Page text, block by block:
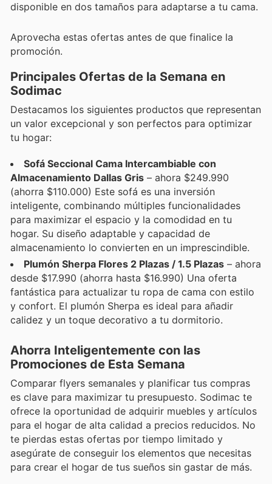
disponible en dos tamaños para adaptarse a tu cama.
Aprovecha estas ofertas antes de que finalice la
promoción.
Principales Ofertas de la Semana en
Sodimac
Destacamos los siguientes productos que representan
un valor excepcional y son perfectos para optimizar
tu hogar:
Sofá Seccional Cama Intercambiable con
Almacenamiento Dallas Gris – ahora $249.990
(ahorra $110.000) Este sofá es una inversión
inteligente, combinando múltiples funcionalidades
para maximizar el espacio y la comodidad en tu
hogar. Su diseño adaptable y capacidad de
almacenamiento lo convierten en un imprescindible.
Plumón Sherpa Flores 2 Plazas / 1.5 Plazas – ahora
desde $17.990 (ahorra hasta $16.990) Una oferta
fantástica para actualizar tu ropa de cama con estilo
y confort. El plumón Sherpa es ideal para añadir
calidez y un toque decorativo a tu dormitorio.
Ahorra Inteligentemente con las
Promociones de Esta Semana
Comparar flyers semanales y planificar tus compras
es clave para maximizar tu presupuesto. Sodimac te
ofrece la oportunidad de adquirir muebles y artículos
para el hogar de alta calidad a precios reducidos. No
te pierdas estas ofertas por tiempo limitado y
asegúrate de conseguir los elementos que necesitas
para crear el hogar de tus sueños sin gastar de más.